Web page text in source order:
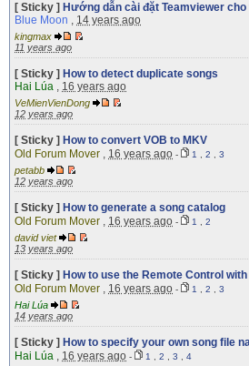
[ Sticky ] Hướng dẫn cài đặt Teamviewer
Blue Moon , 14 years ago
kingmax
11 years ago
[ Sticky ] How to detect duplicate songs
Hai Lúa , 16 years ago
VeMienVienDong
12 years ago
[ Sticky ] How to convert VOB to MKV
Old Forum Mover , 16 years ago - 1 2 3
petabb
12 years ago
[ Sticky ] How to generate a song catalog
Old Forum Mover , 16 years ago - 1 2
david viet
13 years ago
[ Sticky ] How to use the Remote Control
Old Forum Mover , 16 years ago - 1 2 3
Hai Lúa
14 years ago
[ Sticky ] How to specify your own song file
Hai Lúa , 16 years ago - 1 2 3 4